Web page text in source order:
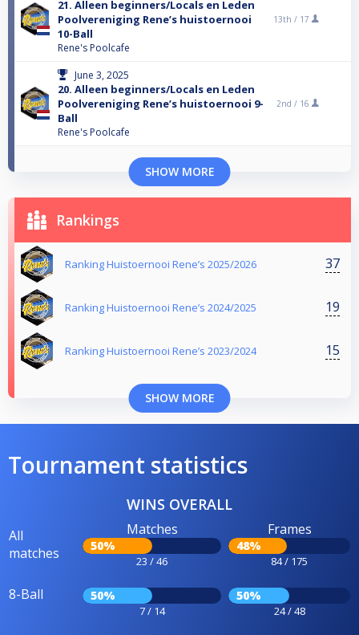
21. Alleen beginners/Locals en Leden
Poolvereniging Rene’s huistoernooi
10-Ball
Rene's Poolcafe
13th / 17
June 3, 2025
20. Alleen beginners/Locals en Leden
Poolvereniging Rene’s huistoernooi 9-
Ball
Rene's Poolcafe
2nd / 16
SHOW MORE
Rankings
Ranking Huistoernooi Rene’s 2025/2026 37
Ranking Huistoernooi Rene’s 2024/2025 19
Ranking Huistoernooi Rene’s 2023/2024 15
SHOW MORE
Tournament statistics
WINS OVERALL
All
matches
Matches
50%
23 / 46
Frames
48%
84 / 175
8-Ball 50%
7 / 14
50%
24 / 48